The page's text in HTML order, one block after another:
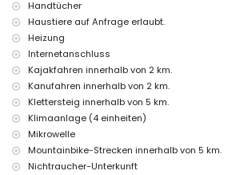
Mit Luftheizung und Klimaanlage
Einrichtungen und Dienstleistungen gegen
Flughafenservice
Zusatzbett und Kinderbett (auf Anfrage)
Unterhaltungs- und Freizeitmöglichkeiten
Jávea, Costa Blanca
Kino, Diskothek, Nachtclub, Bar, Promenade
(innerhalb von 5 Kilometern vom Haus)
Sehenswürdigkeiten und Kultur in Jávea,
Handtücher
Haustiere auf Anfrage erlaubt.
Heizung
Internetanschluss
Kajakfahren innerhalb von 2 km.
Kanufahren innerhalb von 2 km.
Klettersteig innerhalb von 5 km.
Klimaanlage (4 einheiten)
Mikrowelle
Mountainbike-Strecken innerhalb von 5 km.
Nichtraucher-Unterkunft